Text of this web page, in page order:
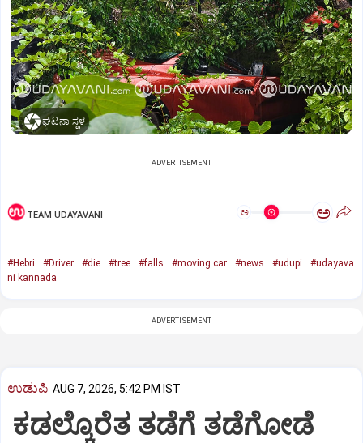
ಘಟನಾ ಸ್ಥಳ
ADVERTISEMENT
TEAM UDAYAVANI ಅ ಅ
#Hebri #Driver #die #tree #falls #moving car #news #udupi
#udayava
ni kannada
ADVERTISEMENT
ಉಡುಪಿ AUG 7, 2026, 5:42 PM IST
ಕಡಲ್ಕೊರೆತ ತಡೆಗೆ ತಡೆಗೋಡೆ